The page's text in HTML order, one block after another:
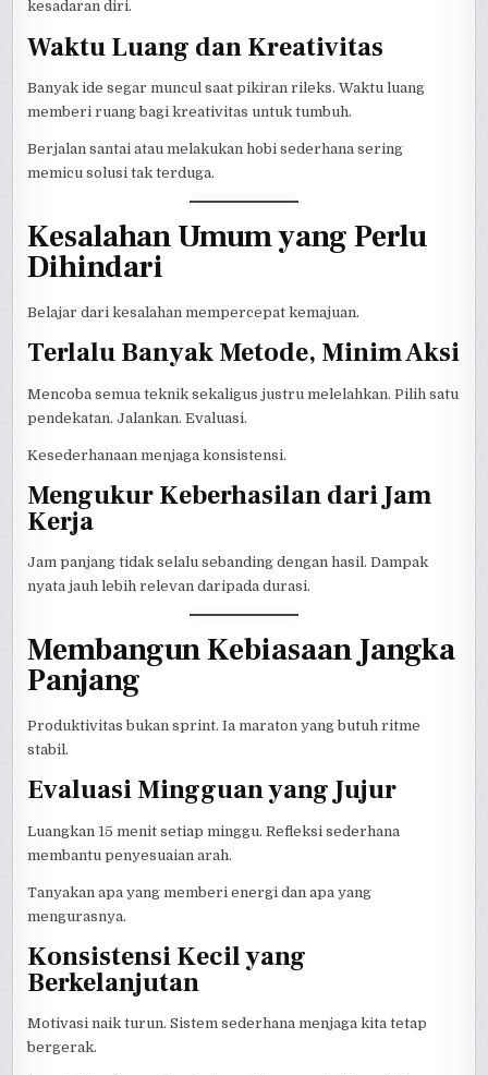
kesadaran diri.
Waktu Luang dan Kreativitas
Banyak ide segar muncul saat pikiran rileks. Waktu luang
memberi ruang bagi kreativitas untuk tumbuh.
Berjalan santai atau melakukan hobi sederhana sering
memicu solusi tak terduga.
Kesalahan Umum yang Perlu
Dihindari
Belajar dari kesalahan mempercepat kemajuan.
Terlalu Banyak Metode, Minim Aksi
Mencoba semua teknik sekaligus justru melelahkan. Pilih satu
pendekatan. Jalankan. Evaluasi.
Kesederhanaan menjaga konsistensi.
Mengukur Keberhasilan dari Jam
Kerja
Jam panjang tidak selalu sebanding dengan hasil. Dampak
nyata jauh lebih relevan daripada durasi.
Membangun Kebiasaan Jangka
Panjang
Produktivitas bukan sprint. Ia maraton yang butuh ritme
stabil.
Evaluasi Mingguan yang Jujur
Luangkan 15 menit setiap minggu. Refleksi sederhana
membantu penyesuaian arah.
Tanyakan apa yang memberi energi dan apa yang
mengurasnya.
Konsistensi Kecil yang
Berkelanjutan
Motivasi naik turun. Sistem sederhana menjaga kita tetap
bergerak.